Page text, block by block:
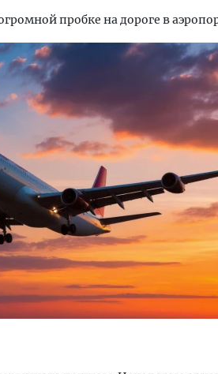
пробке на дороге в
Строим дома. Вселяем